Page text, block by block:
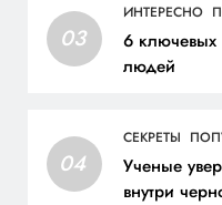
03
ИНТЕРЕСНО
6 ключевых
людей
04
СЕКРЕТЫ
Ученые
внутри